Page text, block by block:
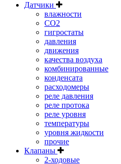
Датчики
влажности
CO2
гигростаты
давления
движения
качества воздуха
комбинированные
конденсата
расходомеры
реле давления
реле протока
реле уровня
температуры
уровня жидкости
прочие
Клапаны
2-ходовые